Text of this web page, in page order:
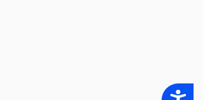
Accessibility